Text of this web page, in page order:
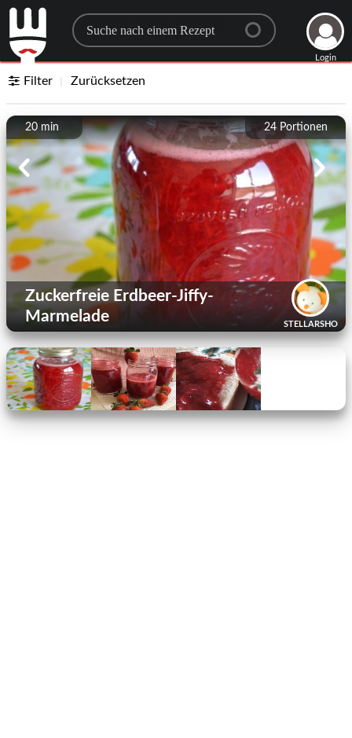
Search for a recipe
Login
Filter Zurücksetzen
24 Portionen
20 min
STELLARSHO
Zuckerfreie Erdbeer-Jiffy-
Marmelade